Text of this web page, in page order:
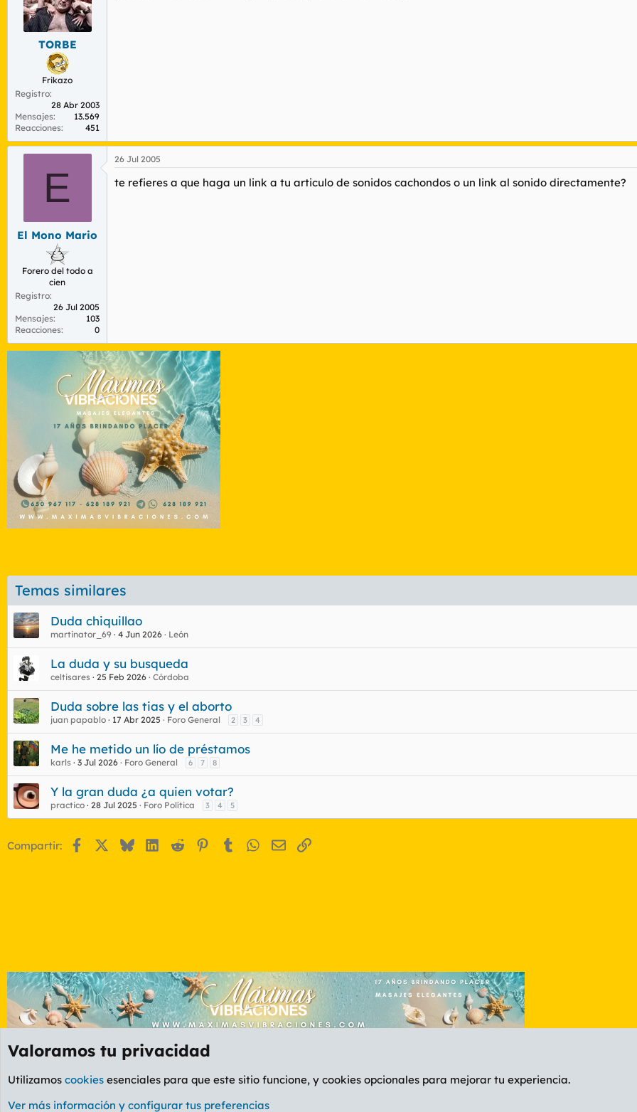
TORBE
Frikazo
Registro
28 Abr 2003
Mensajes
13.569
Reacciones
451
E
El Mono Mario
Forero del todo a
cien
Registro
26 Jul 2005
Mensajes
103
Reacciones
0
26 Jul 2005
te refieres a que haga un link a tu articulo de sonidos cachondos o un link al sonido directamente?
Temas similares
Duda chiquillao
martinator_69 4 Jun 2026 León
La duda y su busqueda
celtisares 25 Feb 2026 Córdoba
Duda sobre las tias y el aborto
juan papablo 17 Abr 2025 Foro General 2 3 4
Me he metido un lío de préstamos
karls 3 Jul 2026 Foro General 6 7 8
Y la gran duda ¿a quien votar?
practico 28 Jul 2025 Foro Política 3 4 5
Compartir: FacebookBlueskyLinkedIn
Reddit Pinterest
Tumblr WhatsApp
EmailEnlace
Foro General
Valoramos tu privacidad
Utilizamos cookies esenciales para que este sitio funcione, y cookies opcionales para mejorar tu experiencia.
Ver más información y configurar tus preferencias